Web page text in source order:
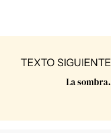
TEXTO SIGUIENTE
La sombra.